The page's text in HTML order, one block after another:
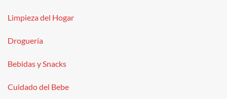
Limpieza del Hogar
Droguería
Bebidas y Snacks
Cuidado del Bebe